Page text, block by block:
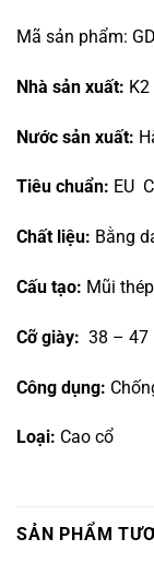
Mã sản phẩm:
Nhà sản xuất: K2
Nước sản xuất:
Tiêu chuẩn: EU
Chất liệu: Bằng
Cấu tạo: Mũi
Cỡ giày: 38 – 47
Công dụng:
Loại: Cao cổ
SẢN PHẨM